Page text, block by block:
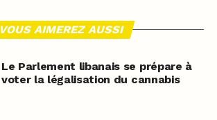
VOUS AIMEREZ AUSSI
Le Parlement libanais se prépare à
voter la légalisation du cannabis